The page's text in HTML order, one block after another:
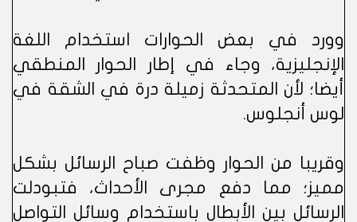
وورد في بعض الحوارات استخدام اللغة
الإنجليزية، وجاء في إطار الحوار المنطقي
أيضا؛ لأن المتحدثة زميلة درة في الشقة في
لوس أنجلوس.
وقريبا من الحوار وظفت صباح الرسائل بشكل
مميز؛ مما دفع مجرى الأحداث، فتبودلت
الرسائل بين الأبطال باستخدام وسائل التواصل